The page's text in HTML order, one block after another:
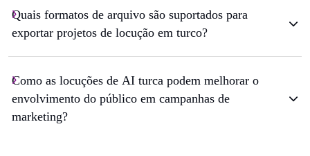
Quais formatos de arquivo são suportados para
exportar projetos de locução em turco?
Como as locuções de AI turca podem melhorar o
envolvimento do público em campanhas de
marketing?